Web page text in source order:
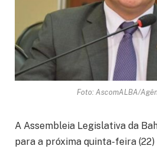
Foto: AscomALBA/
A Assembleia Legislativa da
para a próxima quinta-feira